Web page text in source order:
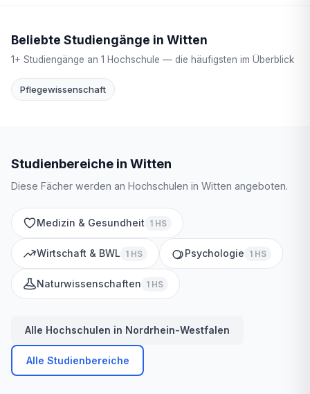
Beliebte Studiengänge in Witten
1+ Studiengänge an 1 Hochschule — die häufigsten im Überblick
Pflegewissenschaft
Studienbereiche in Witten
Diese Fächer werden an Hochschulen in Witten angeboten.
Medizin & Gesundheit 1 HS
Wirtschaft & BWL 1 HS Psychologie 1 HS
Naturwissenschaften 1 HS
Alle Hochschulen in Nordrhein-Westfalen
Alle Studienbereiche